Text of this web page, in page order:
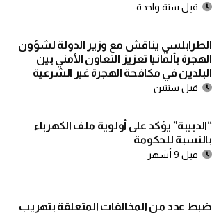
قبل سنة واحدة
الطرابلسي يناقش مع وزير الدولة لشؤون
الهجرة بألمانيا تعزيز التعاون الأمني بين
البلدين في مكافحة الهجرة غير الشرعية
قبل سنتين
“الدبيبة” يؤكد على أولوية ملف الكهرباء
بالنسبة للحكومة
قبل 9 أشهر
ضبط عدد من المخالفات المتعلقة بتهريب